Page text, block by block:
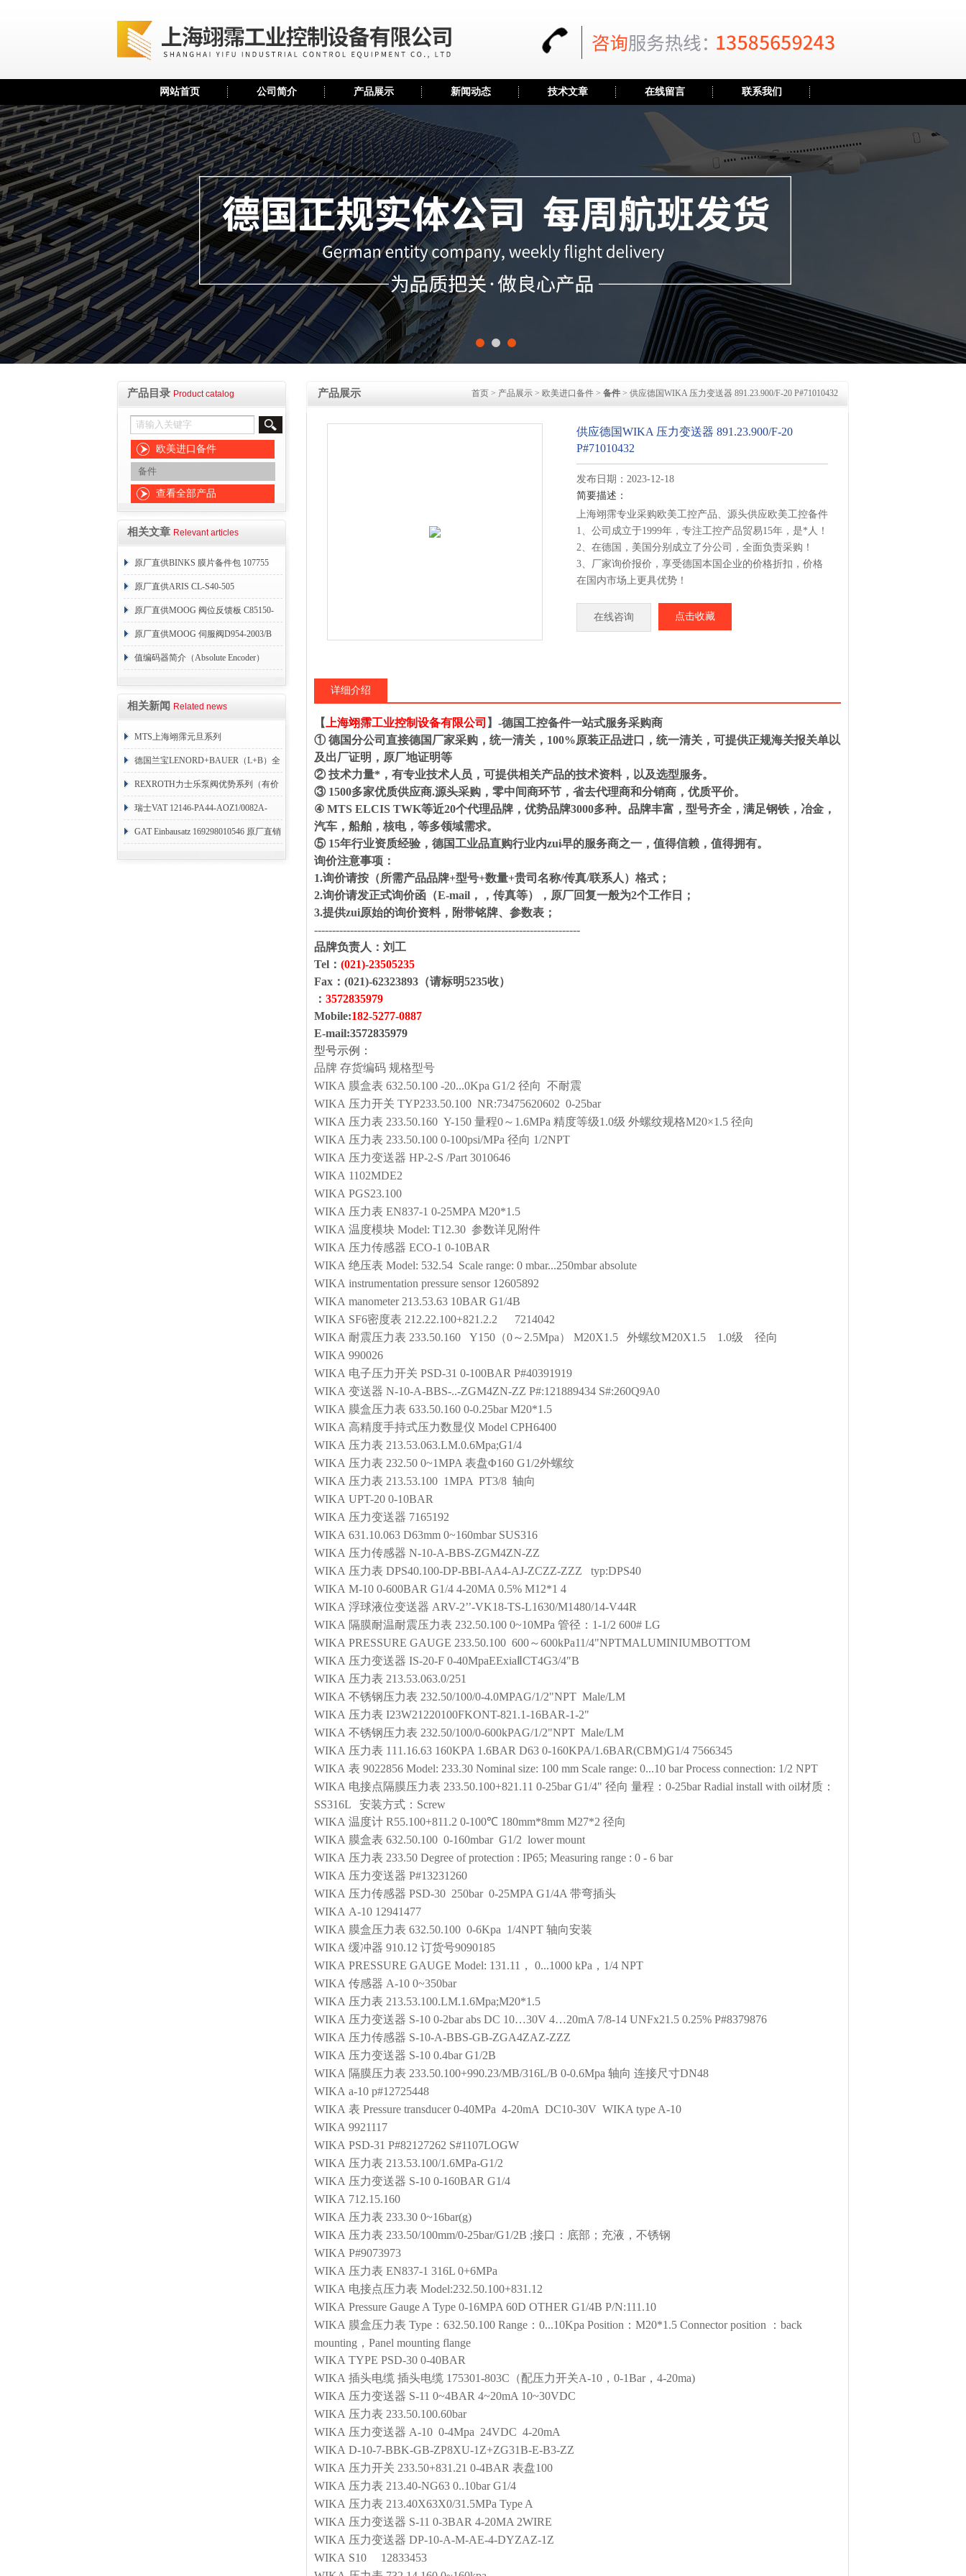
网站首页 公司简介 产品展示 新闻动态 技术文章 在线留言 联系我们
产品目录 Product catalog
欧美进口备件
备件
查看全部产品
相关文章 Relevant articles
原厂直供BINKS 膜片备件包 107755
原厂直供ARIS CL-S40-505
原厂直供MOOG 阀位反馈板 C85150-
004
原厂直供MOOG 伺服阀D954-2003/B
值编码器简介（Absolute Encoder）
相关新闻 Related news
MTS上海翊霈元旦系列
RHM3050MR081A01
德国兰宝LENORD+BAUER（L+B）全
系列编码器
REXROTH力士乐泵阀优势系列（有价
目表）
瑞士VAT 12146-PA44-AOZ1/0082A-
1173938
GAT Einbausatz 169298010546 原厂直销
产品展示 首页 > 产品展示 > 欧美进口备件 > 备件 > 供应德国WIKA 压力变送器 891.23.900/F-20 P#71010432
供应德国WIKA 压力变送器 891.23.900/F-20
P#71010432
发布日期：2023-12-18
简要描述：
上海翊霈专业采购欧美工控产品、源头供应欧美工控备件
1、公司成立于1999年，专注工控产品贸易15年，是*人！
2、在德国，美国分别成立了分公司，全面负责采购！
3、厂家询价报价，享受德国本国企业的价格折扣，价格
在国内市场上更具优势！
部发货！
供应德国WIKA 压力变送器 891.23.900/F-20 P#71010432
在线咨询 点击收藏
详细介绍
【 上海翊霈工业控制设备有限公司 】-德国工控备件一站式服务采购商
① 德国分公司直接德国厂家采购，统一清关，100%原装正品进口，统一清关，可提供正规海关报关单以
及出厂证明，原厂地证明等
② 技术力量*，有专业技术人员，可提供相关产品的技术资料，以及选型服务。
③ 1500多家优质供应商.源头采购，零中间商环节，省去代理商和分销商，优质平价。
④ MTS ELCIS TWK等近20个代理品牌，优势品牌3000多种。品牌丰富，型号齐全，满足钢铁，冶金，
汽车，船舶，核电，等多领域需求。
⑤ 15年行业资质经验，德国工业品直购行业内zui早的服务商之一，值得信赖，值得拥有。
询价注意事项：
1.询价请按（所需产品品牌+型号+数量+贵司名称/传真/联系人）格式；
2.询价请发正式询价函（E-mail，，传真等），原厂回复一般为2个工作日；
3.提供zui原始的询价资料，附带铭牌、参数表；
--------------------------------------------------------------------------
品牌负责人： 刘工
Tel： (021)-23505235
Fax：(021)-62323893（请标明5235收）
： 3572835979
Mobile:182-5277-0887
E-mail:3572835979
型号示例：
品牌 存货编码 规格型号
WIKA 膜盒表 632.50.100 -20...0Kpa G1/2 径向 不耐震
WIKA 压力开关 TYP233.50.100 NR:73475620602 0-25bar
WIKA 压力表 233.50.160 Y-150 量程0～1.6MPa 精度等级1.0级 外螺纹规格M20×1.5 径向
WIKA 压力表 233.50.100 0-100psi/MPa 径向 1/2NPT
WIKA 压力变送器 HP-2-S /Part 3010646
WIKA 1102MDE2
WIKA PGS23.100
WIKA 压力表 EN837-1 0-25MPA M20*1.5
WIKA 温度模块 Model: T12.30 参数详见附件
WIKA 压力传感器 ECO-1 0-10BAR
WIKA 绝压表 Model: 532.54 Scale range: 0 mbar...250mbar absolute
WIKA instrumentation pressure sensor 12605892
WIKA manometer 213.53.63 10BAR G1/4B
WIKA SF6密度表 212.22.100+821.2.2 7214042
WIKA 耐震压力表 233.50.160 Y150（0～2.5Mpa） M20X1.5 外螺纹M20X1.5 1.0级 径向
WIKA 990026
WIKA 电子压力开关 PSD-31 0-100BAR P#40391919
WIKA 变送器 N-10-A-BBS-..-ZGM4ZN-ZZ P#:121889434 S#:260Q9A0
WIKA 膜盒压力表 633.50.160 0-0.25bar M20*1.5
WIKA 高精度手持式压力数显仪 Model CPH6400
WIKA 压力表 213.53.063.LM.0.6Mpa;G1/4
WIKA 压力表 232.50 0~1MPA 表盘Φ160 G1/2外螺纹
WIKA 压力表 213.53.100 1MPA PT3/8 轴向
WIKA UPT-20 0-10BAR
WIKA 压力变送器 7165192
WIKA 631.10.063 D63mm 0~160mbar SUS316
WIKA 压力传感器 N-10-A-BBS-ZGM4ZN-ZZ
WIKA 压力表 DPS40.100-DP-BBI-AA4-AJ-ZCZZ-ZZZ typ:DPS40
WIKA M-10 0-600BAR G1/4 4-20MA 0.5% M12*1 4
WIKA 浮球液位变送器 ARV-2’’-VK18-TS-L1630/M1480/14-V44R
WIKA 隔膜耐温耐震压力表 232.50.100 0~10MPa 管径：1-1/2 600# LG
WIKA PRESSURE GAUGE 233.50.100 600～600kPa11/4"NPTMALUMINIUMBOTTOM
WIKA 压力变送器 IS-20-F 0-40MpaEExiaⅡCT4G3/4″B
WIKA 压力表 213.53.063.0/251
WIKA 不锈钢压力表 232.50/100/0-4.0MPAG/1/2"NPT Male/LM
WIKA 压力表 I23W21220100FKONT-821.1-16BAR-1-2"
WIKA 不锈钢压力表 232.50/100/0-600kPAG/1/2"NPT Male/LM
WIKA 压力表 111.16.63 160KPA 1.6BAR D63 0-160KPA/1.6BAR(CBM)G1/4 7566345
WIKA 表 9022856 Model: 233.30 Nominal size: 100 mm Scale range: 0...10 bar Process connection: 1/2 NPT
WIKA 电接点隔膜压力表 233.50.100+821.11 0-25bar G1/4" 径向 量程：0-25bar Radial install with oil材质：
SS316L 安装方式：Screw
WIKA 温度计 R55.100+811.2 0-100℃ 180mm*8mm M27*2 径向
WIKA 膜盒表 632.50.100 0-160mbar G1/2 lower mount
WIKA 压力表 233.50 Degree of protection : IP65; Measuring range : 0 - 6 bar
WIKA 压力变送器 P#13231260
WIKA 压力传感器 PSD-30 250bar 0-25MPA G1/4A 带弯插头
WIKA A-10 12941477
WIKA 膜盒压力表 632.50.100 0-6Kpa 1/4NPT 轴向安装
WIKA 缓冲器 910.12 订货号9090185
WIKA PRESSURE GAUGE Model: 131.11， 0...1000 kPa，1/4 NPT
WIKA 传感器 A-10 0~350bar
WIKA 压力表 213.53.100.LM.1.6Mpa;M20*1.5
WIKA 压力变送器 S-10 0-2bar abs DC 10…30V 4…20mA 7/8-14 UNFx21.5 0.25% P#8379876
WIKA 压力传感器 S-10-A-BBS-GB-ZGA4ZAZ-ZZZ
WIKA 压力变送器 S-10 0.4bar G1/2B
WIKA 隔膜压力表 233.50.100+990.23/MB/316L/B 0-0.6Mpa 轴向 连接尺寸DN48
WIKA a-10 p#12725448
WIKA 表 Pressure transducer 0-40MPa 4-20mA DC10-30V WIKA type A-10
WIKA 9921117
WIKA PSD-31 P#82127262 S#1107LOGW
WIKA 压力表 213.53.100/1.6MPa-G1/2
WIKA 压力变送器 S-10 0-160BAR G1/4
WIKA 712.15.160
WIKA 压力表 233.30 0~16bar(g)
WIKA 压力表 233.50/100mm/0-25bar/G1/2B ;接口：底部；充液，不锈钢
WIKA P#9073973
WIKA 压力表 EN837-1 316L 0+6MPa
WIKA 电接点压力表 Model:232.50.100+831.12
WIKA Pressure Gauge A Type 0-16MPA 60D OTHER G1/4B P/N:111.10
WIKA 膜盒压力表 Type：632.50.100 Range：0...10Kpa Position：M20*1.5 Connector position ：back
mounting，Panel mounting flange
WIKA TYPE PSD-30 0-40BAR
WIKA 插头电缆 插头电缆 175301-803C（配压力开关A-10，0-1Bar，4-20ma)
WIKA 压力变送器 S-11 0~4BAR 4~20mA 10~30VDC
WIKA 压力表 233.50.100.60bar
WIKA 压力变送器 A-10 0-4Mpa 24VDC 4-20mA
WIKA D-10-7-BBK-GB-ZP8XU-1Z+ZG31B-E-B3-ZZ
WIKA 压力开关 233.50+831.21 0-4BAR 表盘100
WIKA 压力表 213.40-NG63 0..10bar G1/4
WIKA 压力表 213.40X63X0/31.5MPa Type A
WIKA 压力变送器 S-11 0-3BAR 4-20MA 2WIRE
WIKA 压力变送器 DP-10-A-M-AE-4-DYZAZ-1Z
WIKA S10 12833453